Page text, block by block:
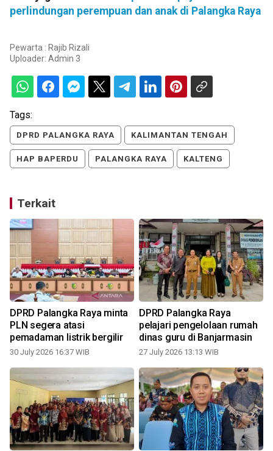
perlindungan perempuan dan anak di Palangka Raya
Pewarta : Rajib Rizali
Uploader: Admin 3
Tags:
DPRD PALANGKA RAYA KALIMANTAN TENGAH
HAP BAPERDU PALANGKA RAYA KALTENG
Terkait
DPRD Palangka Raya minta
PLN segera atasi
pemadaman listrik bergilir
30 July 2026 16:37 WIB
DPRD Palangka Raya
pelajari pengelolaan rumah
dinas guru di Banjarmasin
27 July 2026 13:13 WIB